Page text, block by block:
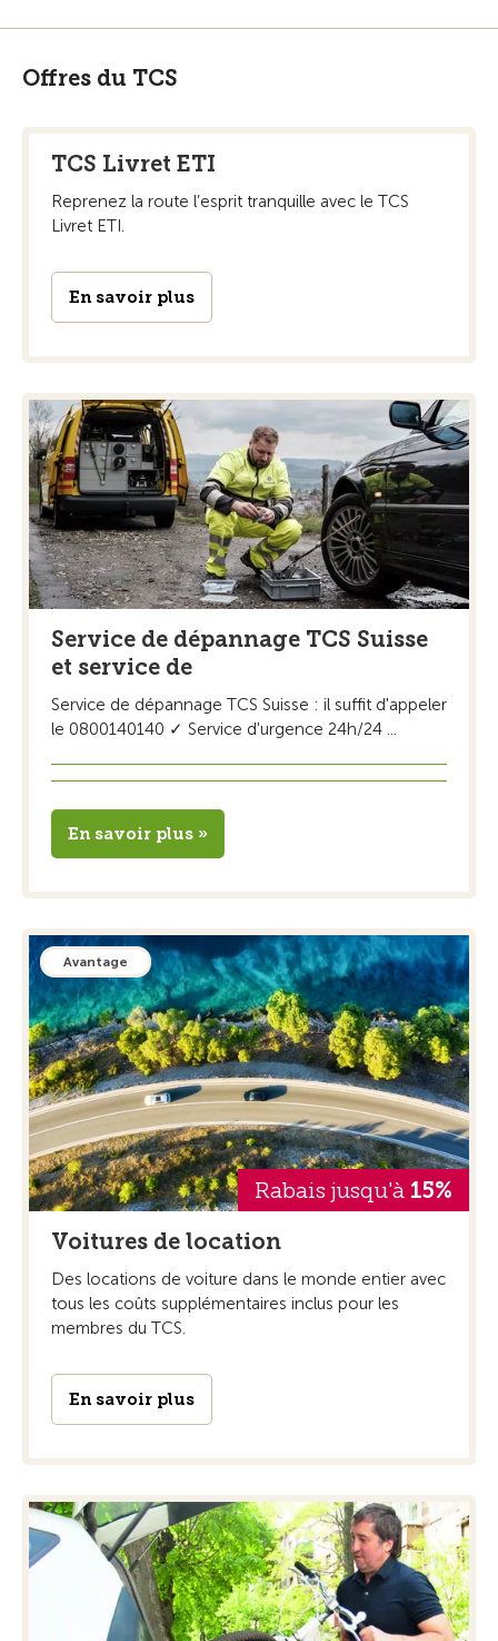
Offres du TCS
TCS Livret ETI
Reprenez la route l’esprit tranquille avec le TCS
Livret ETI.
En savoir plus
Service de dépannage TCS Suisse
et service de
Service de dépannage TCS Suisse : il suffit d'appeler
le 0800140140 ✓ Service d'urgence 24h/24 ...
En savoir plus »
Avantage
Rabais jusqu'à 15%
Voitures de location
Des locations de voiture dans le monde entier avec
tous les coûts supplémentaires inclus pour les
membres du TCS.
En savoir plus